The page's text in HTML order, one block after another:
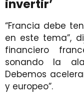
invertir’
“Francia debe
en este tema”,
financiero
sonando la
Debemos
y europeo”.